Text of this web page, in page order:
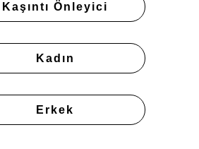
Kaşıntı Önleyici
Kadın
Erkek